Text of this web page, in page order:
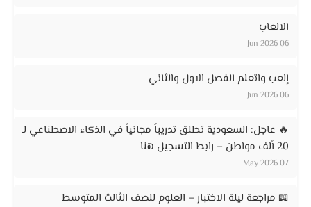
الالعاب
06 Jun 2026
إلعب واتعلم الفصل الاول والثاني
06 Jun 2026
🔥 عاجل: السعودية تطلق تدريباً مجانياً في الذكاء الاصطناعي لـ
20 ألف مواطن – رابط التسجيل هنا
07 May 2026
📖 مراجعة ليلة الاختبار – العلوم للصف الثالث المتوسط